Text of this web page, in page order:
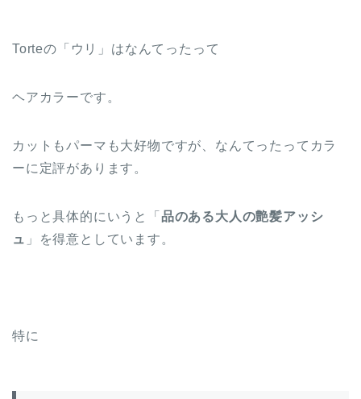
Torteの「ウリ」はなんてったって
ヘアカラーです。
カットもパーマも大好物ですが、なんてったってカラ
ーに定評があります。
もっと具体的にいうと「 品のある大人の艶髪アッシ
ュ 」を得意としています。
特に